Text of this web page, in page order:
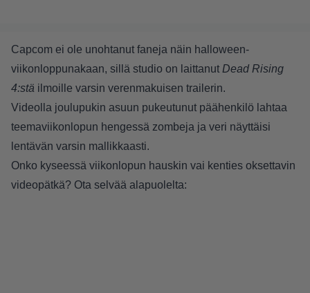
Capcom ei ole unohtanut faneja näin halloween-
viikonloppunakaan, sillä studio on laittanut Dead Rising
4:stä ilmoille varsin verenmakuisen trailerin.
Videolla joulupukin asuun pukeutunut päähenkilö lahtaa
teemaviikonlopun hengessä zombeja ja veri näyttäisi
lentävän varsin mallikkaasti.
Onko kyseessä viikonlopun hauskin vai kenties oksettavin
videopätkä? Ota selvää alapuolelta: